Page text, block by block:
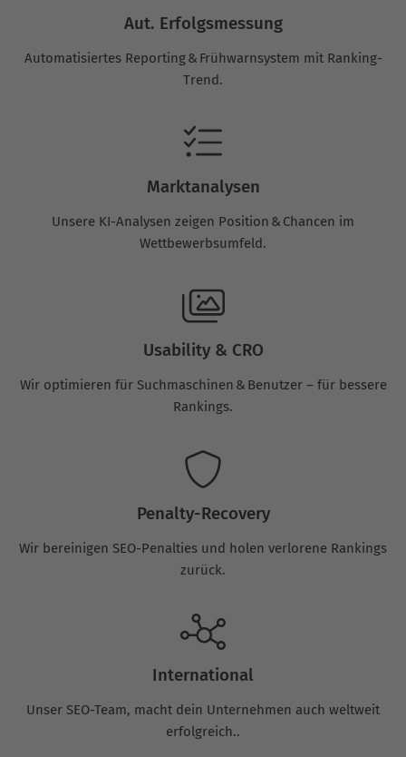
Aut. Erfolgsmessung
Automatisiertes Reporting & Frühwarnsystem mit Ranking-
Trend.
Marktanalysen
Unsere KI-Analysen zeigen Position & Chancen im
Wettbewerbsumfeld.
Usability & CRO
Wir optimieren für Suchmaschinen & Benutzer – für bessere
Rankings.
Penalty-Recovery
Wir bereinigen SEO-Penalties und holen verlorene Rankings
zurück.
International
Unser SEO-Team, macht dein Unternehmen auch weltweit
erfolgreich..